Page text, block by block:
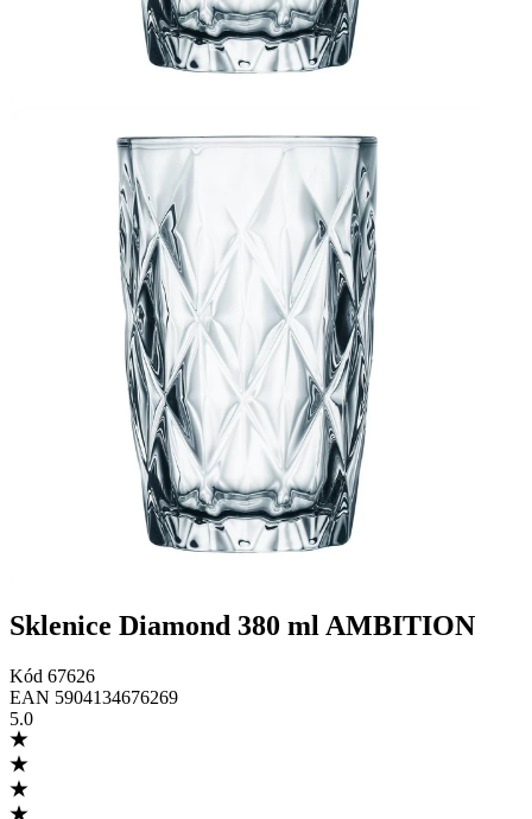
Sklenice Diamond 380 ml AMBITION
Kód 67626
EAN 5904134676269
5.0